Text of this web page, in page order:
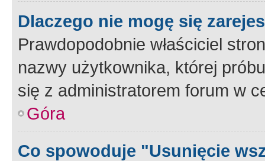
Dlaczego nie mogę się
Prawdopodobnie właściciel
nazwy użytkownika, której
się z administratorem forum w
Góra
Co spowoduje "Usunięcie